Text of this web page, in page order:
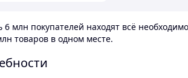
млн покупателей находят всё
товаров в одном месте.